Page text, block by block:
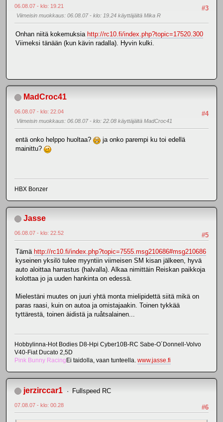
#3
06.08.07 - klo: 19.21
Viimeisin muokkaus: 06.08.07 - klo: 19.24 käyttäjältä Mika R
Onhan niitä kokemuksia http://rc10.fi/index.php?topic=17520.300
Viimeksi tänään (kun kävin radalla). Hyvin kulki.
MadCroc41
#4
06.08.07 - klo: 22.04
Viimeisin muokkaus: 06.08.07 - klo: 22.08 käyttäjältä MadCroc41
entä onko helppo huoltaa?
ja onko parempi ku toi edellä
mainittu?
HBX Bonzer
Jasse
#5
06.08.07 - klo: 22.52
Tämä http://rc10.fi/index.php?topic=7555.msg210686#msg210686
kyseinen yksilö tulee myyntiin viimeisen SM kisan jälkeen, hyvä
auto aloittaa harrastus (halvalla). Alkaa nimittäin Reiskan paikkoja
kolottaa jo ja uuden hankinta on edessä.
Mielestäni muutes on juuri yhtä monta mielipidettä siitä mikä on
paras raasi, kuin on autoa ja omistajaakin. Toinen tykkää
tyttärestä, toinen äidistä ja ruåtsalainen...
Hobbylinna-Hot Bodies D8-Hpi Cyber10B-RC Sabe-O´Donnell-Volvo
V40-Fiat Ducato 2,5D
Pink Bunny RacingEi taidolla, vaan tunteella. www.jasse.fi
jerzirccar1 Fullspeed RC
#6
07.08.07 - klo: 00.28